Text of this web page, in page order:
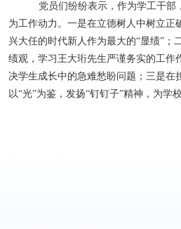
党员们纷纷表示，作为学工干
为工作动力。一是在立德树人中树立正
兴大任的时代新人作为最大的“显绩”；
绩观，学习王大珩先生严谨务实的工作
决学生成长中的急难愁盼问题；三是在
以“光”为鉴，发扬“钉钉子”精神，为学